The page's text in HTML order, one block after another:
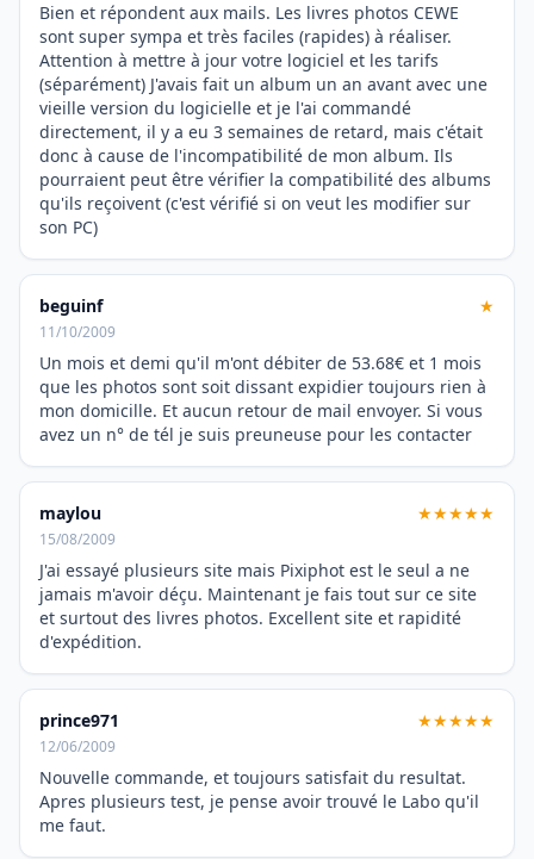
Bien et répondent aux mails. Les livres photos CEWE
sont super sympa et très faciles (rapides) à réaliser.
Attention à mettre à jour votre logiciel et les tarifs
(séparément) J'avais fait un album un an avant avec une
vieille version du logicielle et je l'ai commandé
directement, il y a eu 3 semaines de retard, mais c'était
donc à cause de l'incompatibilité de mon album. Ils
pourraient peut être vérifier la compatibilité des albums
qu'ils reçoivent (c'est vérifié si on veut les modifier sur
son PC)
beguinf ★
11/10/2009
Un mois et demi qu'il m'ont débiter de 53.68€ et 1 mois
que les photos sont soit dissant expidier toujours rien à
mon domicille. Et aucun retour de mail envoyer. Si vous
avez un n° de tél je suis preuneuse pour les contacter
maylou ★★★★★
15/08/2009
J'ai essayé plusieurs site mais Pixiphot est le seul a ne
jamais m'avoir déçu. Maintenant je fais tout sur ce site
et surtout des livres photos. Excellent site et rapidité
d'expédition.
prince971 ★★★★★
12/06/2009
Nouvelle commande, et toujours satisfait du resultat.
Apres plusieurs test, je pense avoir trouvé le Labo qu'il
me faut.